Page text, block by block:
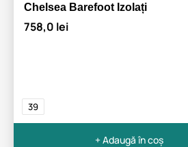
Chelsea Barefoot Izolați
758,0 lei
39
+ Adaugă în coș